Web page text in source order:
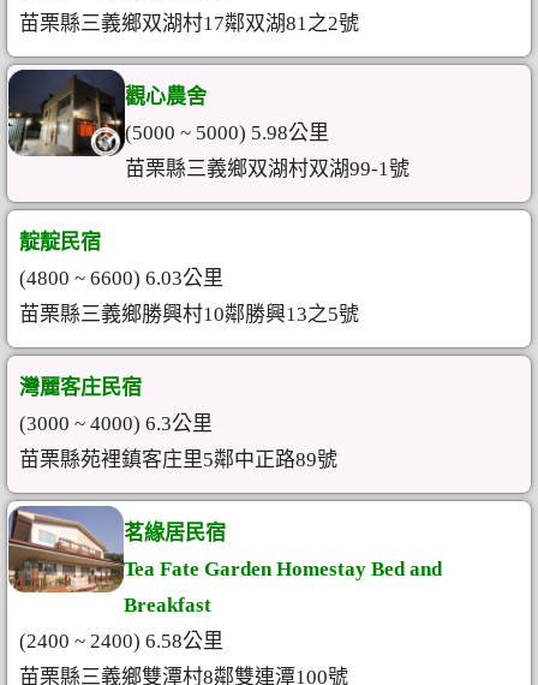
苗栗縣三義鄉双湖村17鄰双湖81之2號
觀心農舍
(5000 ~ 5000) 5.98公里
苗栗縣三義鄉双湖村双湖99-1號
靛靛民宿
(4800 ~ 6600) 6.03公里
苗栗縣三義鄉勝興村10鄰勝興13之5號
灣麗客庄民宿
(3000 ~ 4000) 6.3公里
苗栗縣苑裡鎮客庄里5鄰中正路89號
茗緣居民宿
Tea Fate Garden Homestay Bed and
Breakfast
(2400 ~ 2400) 6.58公里
苗栗縣三義鄉雙潭村8鄰雙連潭100號